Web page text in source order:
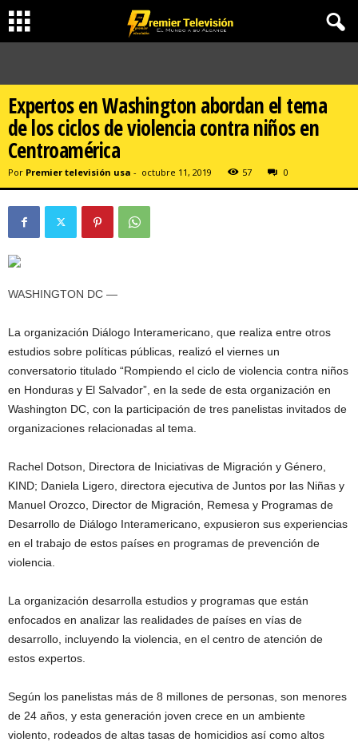
Expertos en Washington abordan el tema
de los ciclos de violencia contra niños en
Centroamérica
Por Premier televisión usa - octubre 11, 2019 57 0
WASHINGTON DC —
La organización Diálogo Interamericano, que realiza entre otros
estudios sobre políticas públicas, realizó el viernes un
conversatorio titulado “Rompiendo el ciclo de violencia contra niños
en Honduras y El Salvador”, en la sede de esta organización en
Washington DC, con la participación de tres panelistas invitados de
organizaciones relacionadas al tema.
Rachel Dotson, Directora de Iniciativas de Migración y Género,
KIND; Daniela Ligero, directora ejecutiva de Juntos por las Niñas y
Manuel Orozco, Director de Migración, Remesa y Programas de
Desarrollo de Diálogo Interamericano, expusieron sus experiencias
en el trabajo de estos países en programas de prevención de
violencia.
La organización desarrolla estudios y programas que están
enfocados en analizar las realidades de países en vías de
desarrollo, incluyendo la violencia, en el centro de atención de
estos expertos.
Según los panelistas más de 8 millones de personas, son menores
de 24 años, y esta generación joven crece en un ambiente
violento, rodeados de altas tasas de homicidios así como altos